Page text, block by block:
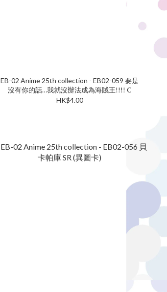
EB-02 Anime 25th collection - EB02-059 要是
沒有你的話…我就沒辦法成為海賊王!!!! C
HK$4.00